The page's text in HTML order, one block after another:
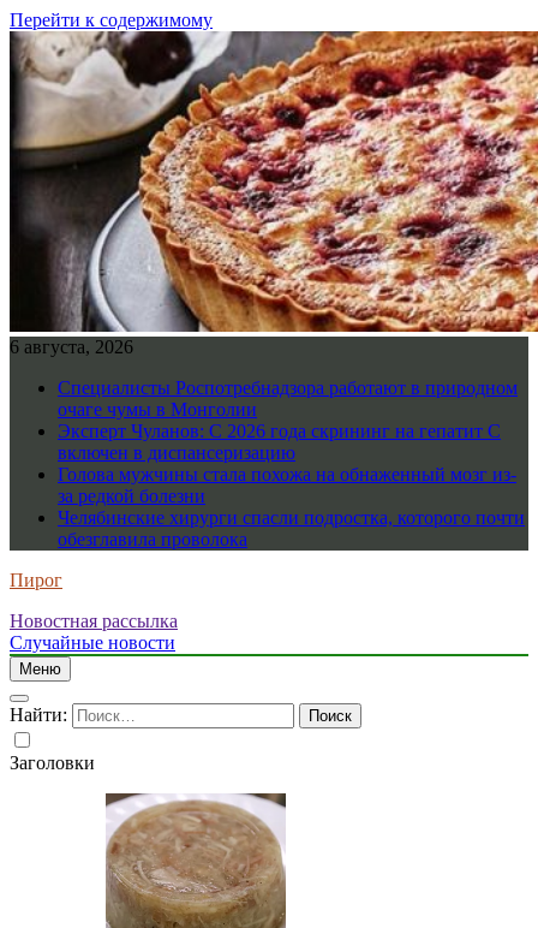
Перейти к содержимому
6 августа, 2026
Специалисты Роспотребнадзора работают в природном
очаге чумы в Монголии
Эксперт Чуланов: С 2026 года скрининг на гепатит С
включен в диспансеризацию
Голова мужчины стала похожа на обнаженный мозг из-
за редкой болезни
Челябинские хирурги спасли подростка, которого почти
обезглавила проволока
Пирог
Новостная рассылка
Случайные новости
Меню
Найти:
Заголовки